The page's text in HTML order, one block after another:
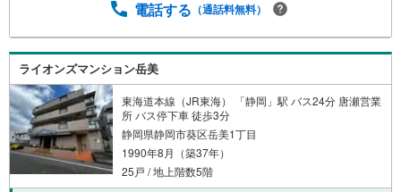
電話する （通話料無料）
ライオンズマンション岳美
東海道本線（JR東海） 「静岡」駅 バス24分 唐瀬営業
所 バス停下車 徒歩3分
静岡県静岡市葵区岳美1丁目
1990年8月（築37年）
25戸 / 地上階数5階